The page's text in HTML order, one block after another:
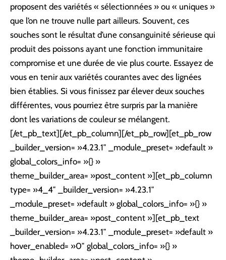
proposent des variétés « sélectionnées » ou « uniques »
que l’on ne trouve nulle part ailleurs. Souvent, ces
souches sont le résultat d’une consanguinité sérieuse qui
produit des poissons ayant une fonction immunitaire
compromise et une durée de vie plus courte. Essayez de
vous en tenir aux variétés courantes avec des lignées
bien établies. Si vous finissez par élever deux souches
différentes, vous pourriez être surpris par la manière
dont les variations de couleur se mélangent.
[/et_pb_text][/et_pb_column][/et_pb_row][et_pb_row
_builder_version= »4.23.1″ _module_preset= »default »
global_colors_info= »{} »
theme_builder_area= »post_content »][et_pb_column
type= »4_4″ _builder_version= »4.23.1″
_module_preset= »default » global_colors_info= »{} »
theme_builder_area= »post_content »][et_pb_text
_builder_version= »4.23.1″ _module_preset= »default »
hover_enabled= »0″ global_colors_info= »{} »